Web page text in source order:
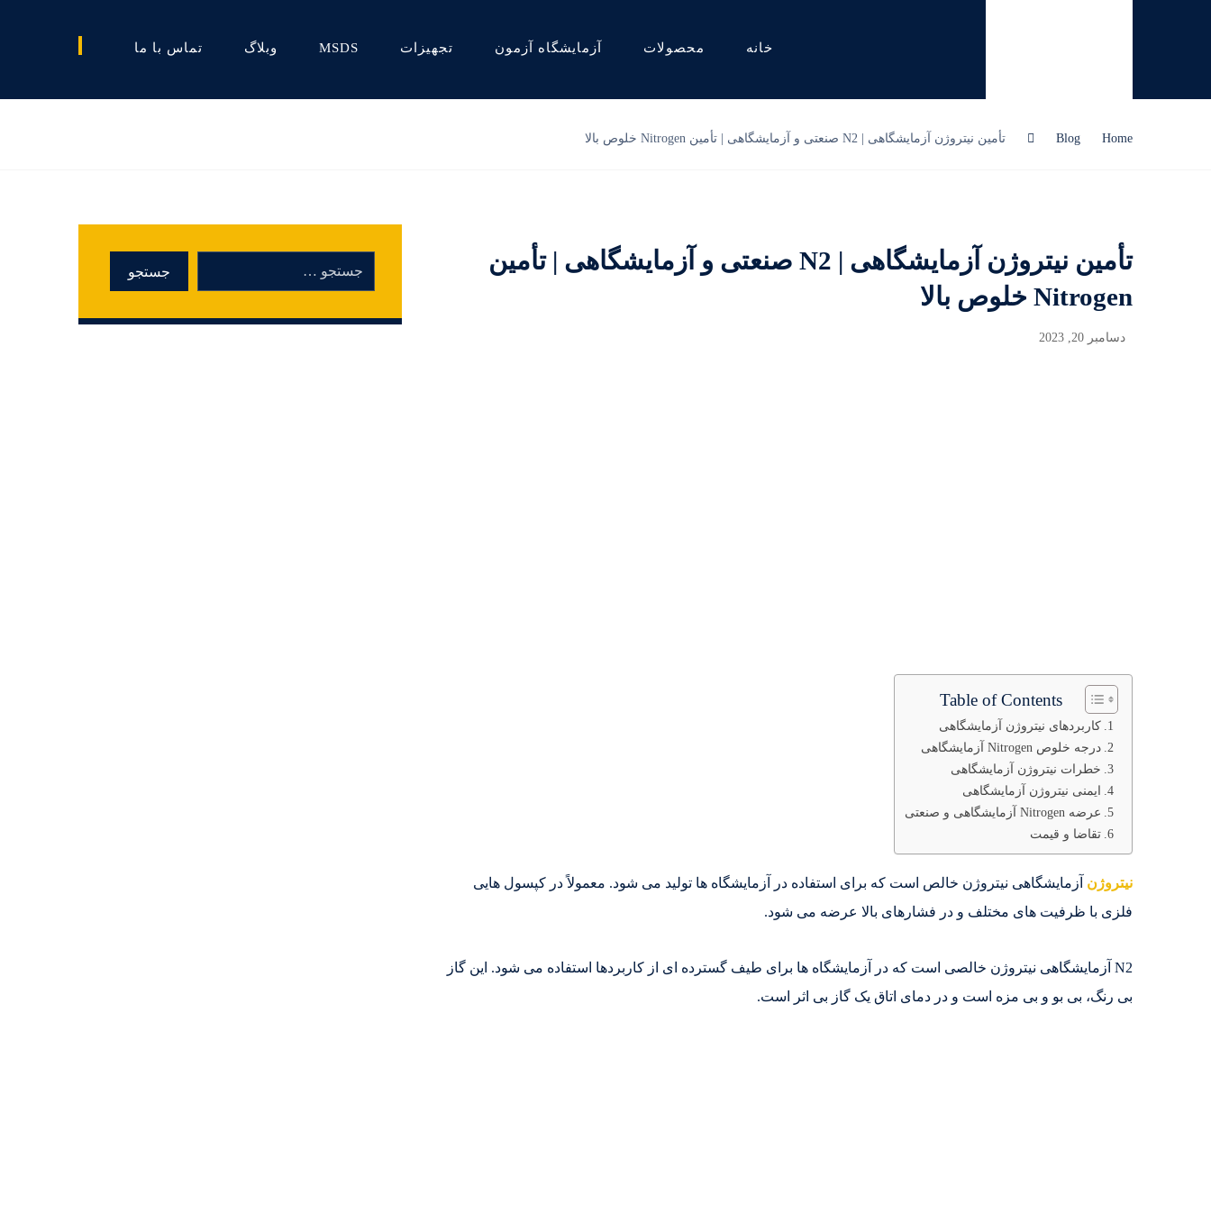
خانه محصولات آزمایشگاه آزمون تجهیزات MSDS وبلاگ تماس با ما
Blog Home تأمین نیتروژن آزمایشگاهی | N2 صنعتی و آزمایشگاهی | تأمین Nitrogen خلوص بالا
تأمین نیتروژن آزمایشگاهی | N2 صنعتی و آزمایشگاهی | تأمین
Nitrogen خلوص بالا
دسامبر 20, 2023
Table of Contents
کاربردهای نیتروژن آزمایشگاهی
درجه خلوص Nitrogen آزمایشگاهی
خطرات نیتروژن آزمایشگاهی
ایمنی نیتروژن آزمایشگاهی
عرضه Nitrogen آزمایشگاهی و صنعتی
تقاضا و قیمت
نیتروژن آزمایشگاهی نیتروژن خالص است که برای استفاده در آزمایشگاه ها تولید می شود. معمولاً در کپسول هایی
فلزی با ظرفیت های مختلف و در فشارهای بالا عرضه می شود.
N2 آزمایشگاهی نیتروژن خالصی است که در آزمایشگاه ها برای طیف گسترده ای از کاربردها استفاده می شود. این گاز
بی رنگ، بی بو و بی مزه است و در دمای اتاق یک گاز بی اثر است.